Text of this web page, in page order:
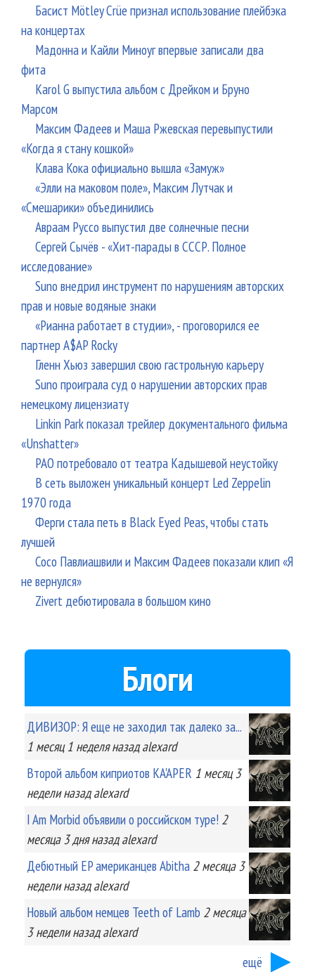
Басист Mötley Crüe признал использование плейбэка
на концертах
Мадонна и Кайли Миноуг впервые записали два
фита
Karol G выпустила альбом с Дрейком и Бруно
Марсом
Максим Фадеев и Маша Ржевская перевыпустили
«Когда я стану кошкой»
Клава Кока официально вышла «Замуж»
«Элли на маковом поле», Максим Лутчак и
«Смешарики» объединились
Авраам Руссо выпустил две солнечные песни
Сергей Сычёв - «Хит-парады в СССР. Полное
исследование»
Suno внедрил инструмент по нарушениям авторских
прав и новые водяные знаки
«Рианна работает в студии», - проговорился ее
партнер A$AP Rocky
Гленн Хьюз завершил свою гастрольную карьеру
Suno проиграла суд о нарушении авторских прав
немецкому лицензиату
Linkin Park показал трейлер документального фильма
«Unshatter»
РАО потребовало от театра Кадышевой неустойку
В сеть выложен уникальный концерт Led Zeppelin
1970 года
Ферги стала петь в Black Eyed Peas, чтобы стать
лучшей
Сосо Павлиашвили и Максим Фадеев показали клип «Я
не вернулся»
Zivert дебютировала в большом кино
Блоги
ДИВИЗОР: Я еще не заходил так далеко за...
1 месяц 1 неделяназад alexard
Второй альбом киприотов KA'APER 1 месяц 3
неделиназад alexard
I Am Morbid объявили о российском туре! 2
месяца 3 дняназад alexard
Дебютный EP американцев Abitha 2 месяца 3
неделиназад alexard
Новый альбом немцев Teeth of Lamb 2 месяца
3 неделиназад alexard
ещё